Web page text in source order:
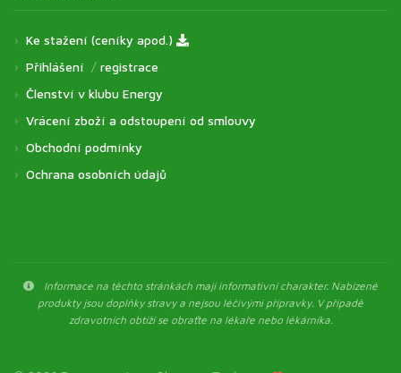
Ke stažení (ceníky apod.)
Přihlášení / registrace
Členství v klubu Energy
Vrácení zboží a odstoupení od smlouvy
Obchodní podmínky
Ochrana osobních údajů
Informace na těchto stránkách mají informativní charakter. Nabízené
produkty jsou doplňky stravy a nejsou léčivými přípravky. V případě
zdravotních obtíží se obraťte na lékaře nebo lékárníka.